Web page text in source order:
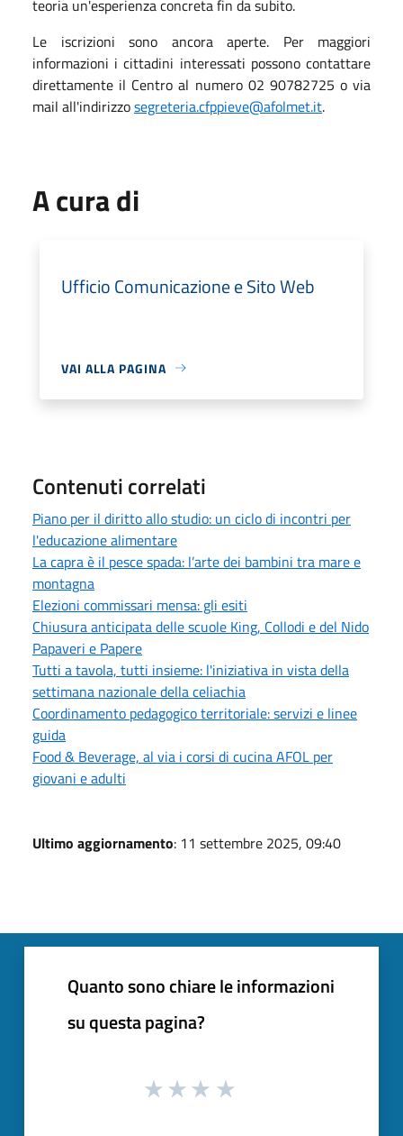
teoria un'esperienza concreta fin da subito.
Le iscrizioni sono ancora aperte. Per maggiori
informazioni i cittadini interessati possono contattare
direttamente il Centro al numero 02 90782725 o via
mail all'indirizzosegreteria.cfppieve@afolmet.it.
A cura di
Ufficio Comunicazione e Sito Web
VAI ALLA PAGINA
Contenuti correlati
Piano per il diritto allo studio: un ciclo di incontri per
l'educazione alimentare
La capra è il pesce spada: l’arte dei bambini tra mare e
montagna
Elezioni commissari mensa: gli esiti
Chiusura anticipata delle scuole King, Collodi e del Nido
Papaveri e Papere
Tutti a tavola, tutti insieme: l'iniziativa in vista della
settimana nazionale della celiachia
Coordinamento pedagogico territoriale: servizi e linee
guida
Food & Beverage, al via i corsi di cucina AFOL per
giovani e adulti
Ultimo aggiornamento: 11 settembre 2025, 09:40
Quanto sono chiare le informazioni
su questa pagina?